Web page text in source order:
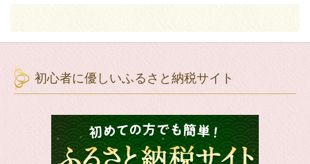
初心者に優しいふるさと納税サイト